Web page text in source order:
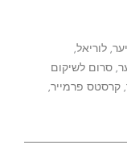
, לוריאל,
, סרום לשיקום
, קרסטס פרמייר,